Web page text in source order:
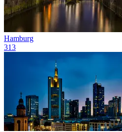
Hamburg
313